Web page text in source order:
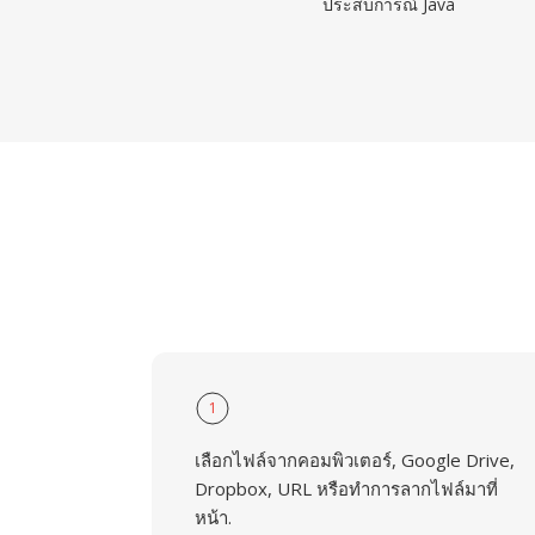
1
เลือกไฟล์จากคอมพิวเตอร์, Google Drive,
Dropbox, URL หรือทำการลากไฟล์มาที่
หน้า.